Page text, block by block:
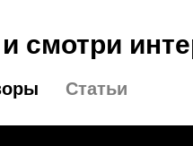
смотри
Статьи